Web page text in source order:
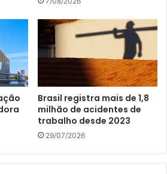
Brasil registra mais de 1,8
milhão de acidentes de
trabalho desde 2023
29/07/2026